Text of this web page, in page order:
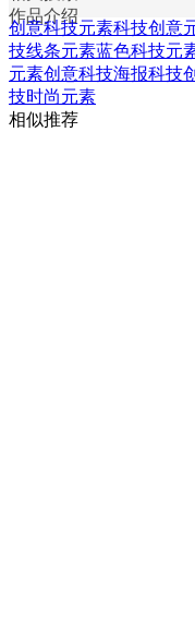
作品介绍
创意科技元素科技创意
技线条元素蓝色科技元
元素创意科技海报科技
技时尚元素
相似推荐